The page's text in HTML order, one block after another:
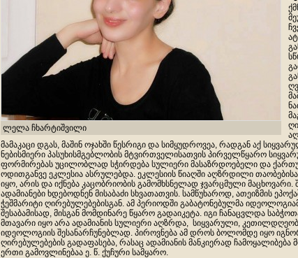
ლელა ჩხარტიშვილი
მამაკაცი დგას, მაშინ ოჯახში წესრიგი და სიმყუდროვეა, რადგან აქ
ნებისმიერი პასუხისმგებლობის მტვირთველისათვის პირველწყარო
ფორმირებას უცილობლად სჭირდება სულიერი მასაზრდოებელი და
ოდითგანვე ეკლესია ასრულებდა. ეკლესიის წიაღში აღზრდილი
იყო, არის და იქნება კაცობრიობის გამომხსნელად ჯვარცმული
ადამიანები ხდებოდნენ მისაბაძი სხვათათვის. სამწუხაროდ, ათეიზმის
ჭეშმარიტი ღირებულებებისგან. ამ პერიოდში გაბატონებულმა
შესაბამისად, მისგან მომდინარე წყარო გადაიკეტა. იგი ჩანაცვლდა
მთავარი იყო არა ადამიანის სულიერი აღზრდა, სიყვარული,
იდეოლოგიის შესანარჩუნებლად. პიროვნება ამ დროს ბოლომდე იყო
ღირებულებების გადაფასება, რასაც ადამიანის მანკიერად ჩამოყალიბება
ერთი გამოვლინებაა ე. წ. ქუჩური სამყარო.